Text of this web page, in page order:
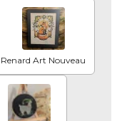
Renard Art Nouveau